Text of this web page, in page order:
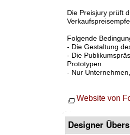
Die Preisjury prüft
Folgende
- Die Gestaltung
- Die
Prototypen.
- Nur
Website von
Designer